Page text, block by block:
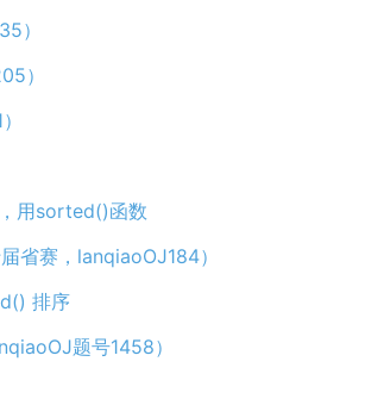
）
）
用sorted()函数
省赛，lanqiaoOJ184）
排序
题号1458）